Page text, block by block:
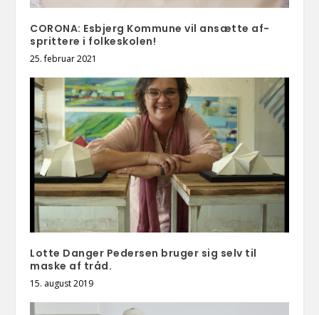
CORONA: Esbjerg Kommune vil ansætte af-
sprittere i folkeskolen!
25. februar 2021
Lotte Danger Pedersen bruger sig selv til
maske af tråd.
15. august 2019